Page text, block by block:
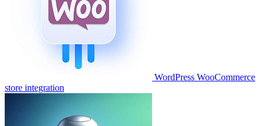
WordPress WooCommerce
store integration